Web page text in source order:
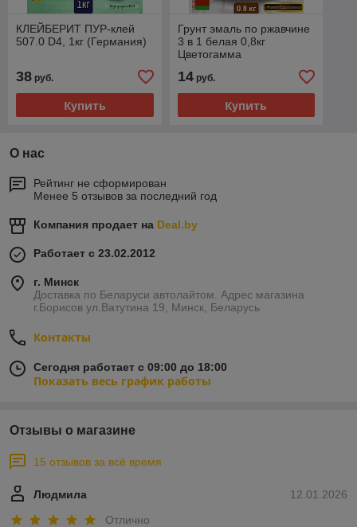
КЛЕЙБЕРИТ ПУР-клей
507.0 D4, 1кг (Германия)
38 руб.
Купить
Грунт эмаль по ржавчине
3 в 1 белая 0,8кг
Цветогамма
14руб.
Купить
О нас
Рейтинг не сформирован
Менее 5 отзывов за последний год
Компания продает на Deal.by
Работает с 23.02.2012
г. Минск
Доставка по Беларуси автолайтом. Адрес магазина
г.Борисов ул.Ватутина 19, Минск, Беларусь
Контакты
Сегодня работает с 09:00 до 18:00
Показать весь график работы
Отзывы о магазине
15 отзывов за всё время
12.01.2026
Людмила
Отлично